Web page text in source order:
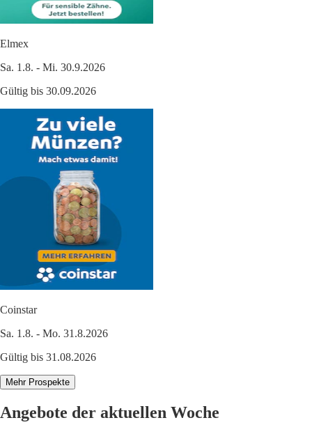
Elmex
Sa. 1.8. - Mi. 30.9.2026
Gültig bis 30.09.2026
Coinstar
Sa. 1.8. - Mo. 31.8.2026
Gültig bis 31.08.2026
Mehr Prospekte
Angebote der aktuellen Woche